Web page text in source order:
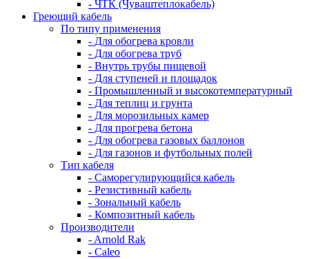
- ЧТК (Чуваштеплокабель)
Греющий кабель
По типу применения
- Для обогрева кровли
- Для обогрева труб
- Внутрь трубы пищевой
- Для ступеней и площадок
- Промышленный и высокотемпературный
- Для теплиц и грунта
- Для морозильных камер
- Для прогрева бетона
- Для обогрева газовых баллонов
- Для газонов и футбольных полей
Тип кабеля
- Саморегулирующийся кабель
- Резистивный кабель
- Зональный кабель
- Композитный кабель
Производители
- Arnold Rak
- Caleo